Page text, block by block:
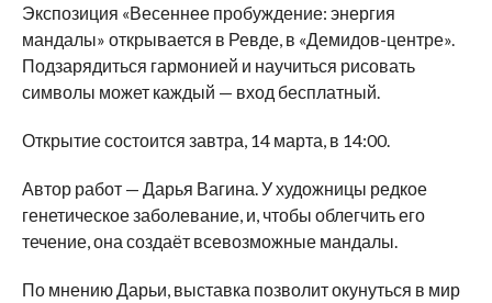
Экспозиция «Весеннее пробуждение: энергия
мандалы» открывается в Ревде, в «Демидов-центре».
Подзарядиться гармонией и научиться рисовать
символы может каждый — вход бесплатный.
Открытие состоится завтра, 14 марта, в 14:00.
Автор работ — Дарья Вагина. Ухудожницы редкое
генетическое заболевание, и, чтобы облегчить его
течение, она создаёт всевозможные мандалы.
По мнению Дарьи, выставка позволит окунуться в мир